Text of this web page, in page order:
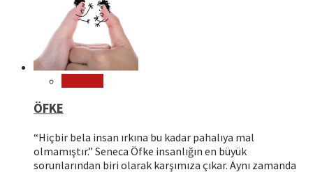
ÖFKE
“Hiçbir bela insan ırkına bu kadar pahalıya mal
olmamıştır.” Seneca Öfke insanlığın en büyük
sorunlarından biri olarak karşımıza çıkar. Aynı zamanda